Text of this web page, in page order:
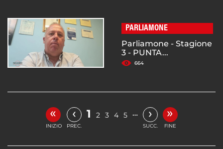
PARLIAMONE
Parliamone - Stagione
3 - PUNTA...
664
«
INIZIO
‹
PREC.
1 2 3 4 5 … ›
SUCC.
»
FINE